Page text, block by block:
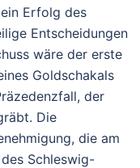
Erfolg des
Entscheidungen
wäre der erste
Goldschakals
der
Die
die am
Schleswig-